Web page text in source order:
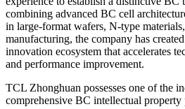
In addition to performance advantages,
busbar-free front surface that creates a
making them particularly suitable for
applications. Their versatility also
scale, commercial, and distributed
customers reduce LCOE and maximize
Reinforcing Leadership in BC